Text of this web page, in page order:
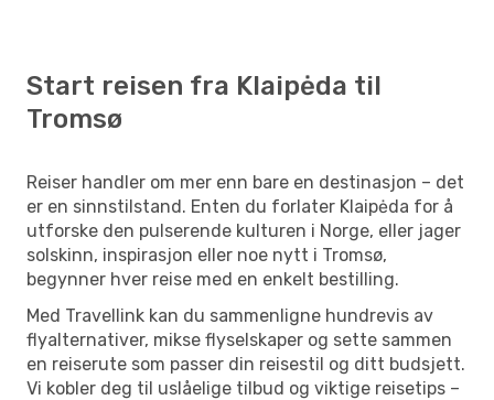
Start reisen fra Klaipėda til
Tromsø
Reiser handler om mer enn bare en destinasjon – det
er en sinnstilstand. Enten du forlater Klaipėda for å
utforske den pulserende kulturen i Norge, eller jager
solskinn, inspirasjon eller noe nytt i Tromsø,
begynner hver reise med en enkelt bestilling.
Med Travellink kan du sammenligne hundrevis av
flyalternativer, mikse flyselskaper og sette sammen
en reiserute som passer din reisestil og ditt budsjett.
Vi kobler deg til uslåelige tilbud og viktige reisetips –